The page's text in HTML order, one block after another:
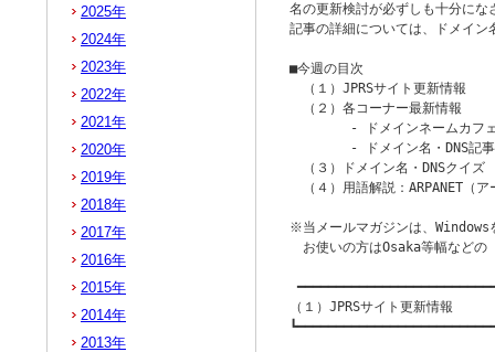
名の更新検討が必ずしも十分に
記事の詳細については、ドメイン
■今週の目次
（１）JPRSサイト更新情報
（２）各コーナー最新情報
- ドメインネームカフ
- ドメイン名・DNS記事
（３）ドメイン名・DNSクイズ
（４）用語解説：ARPANET（ア
※当メールマガジンは、
お使いの方はOsaka等幅などの
（１）JPRSサイト更新情報
2025年
2024年
2023年
2022年
2021年
2020年
2019年
2018年
2017年
2016年
2015年
2014年
2013年